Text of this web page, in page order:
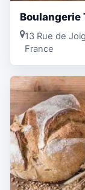
Boulangerie
13 Rue de
France